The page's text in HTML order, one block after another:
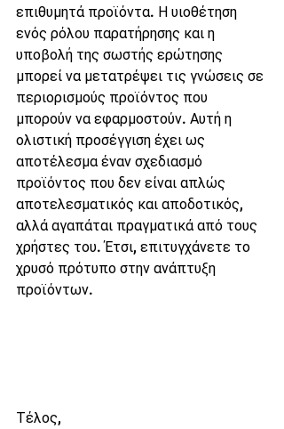
επιθυμητά προϊόντα. Η υιοθέτηση
ενός ρόλου παρατήρησης και η
υποβολή της σωστής ερώτησης
μπορεί να μετατρέψει τις γνώσεις σε
περιορισμούς προϊόντος που
μπορούν να εφαρμοστούν. Αυτή η
ολιστική προσέγγιση έχει ως
αποτέλεσμα έναν σχεδιασμό
προϊόντος που δεν είναι απλώς
αποτελεσματικός και αποδοτικός,
αλλά αγαπάται πραγματικά από τους
χρήστες του. Έτσι, επιτυγχάνετε το
χρυσό πρότυπο στην ανάπτυξη
προϊόντων.
Τέλος,